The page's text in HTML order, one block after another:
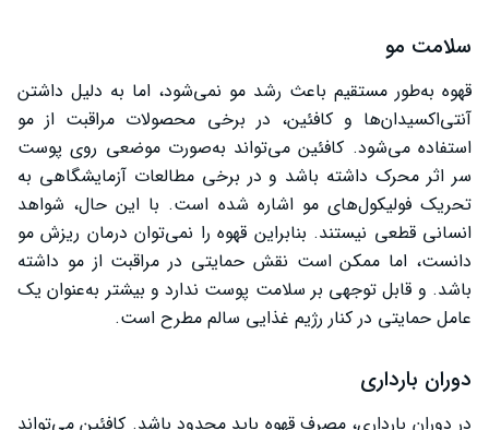
سلامت مو
قهوه به‌طور مستقیم باعث رشد مو نمی‌شود، اما به دلیل داشتن
آنتی‌اکسیدان‌ها و کافئین، در برخی محصولات مراقبت از مو
استفاده می‌شود. کافئین می‌تواند به‌صورت موضعی روی پوست
سر اثر محرک داشته باشد و در برخی مطالعات آزمایشگاهی به
تحریک فولیکول‌های مو اشاره شده است. با این حال، شواهد
انسانی قطعی نیستند. بنابراین قهوه را نمی‌توان درمان ریزش مو
دانست، اما ممکن است نقش حمایتی در مراقبت از مو داشته
باشد. و قابل توجهی بر سلامت پوست ندارد و بیشتر به‌عنوان یک
عامل حمایتی در کنار رژیم غذایی سالم مطرح است.
دوران بارداری
در دوران بارداری، مصرف قهوه باید محدود باشد. کافئین می‌تواند